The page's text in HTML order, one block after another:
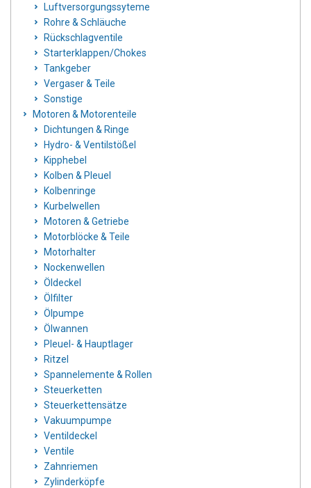
Luftversorgungssyteme
Rohre & Schläuche
Rückschlagventile
Starterklappen/Chokes
Tankgeber
Vergaser & Teile
Sonstige
Motoren & Motorenteile
Dichtungen & Ringe
Hydro- & Ventilstößel
Kipphebel
Kolben & Pleuel
Kolbenringe
Kurbelwellen
Motoren & Getriebe
Motorblöcke & Teile
Motorhalter
Nockenwellen
Öldeckel
Ölfilter
Ölpumpe
Ölwannen
Pleuel- & Hauptlager
Ritzel
Spannelemente & Rollen
Steuerketten
Steuerkettensätze
Vakuumpumpe
Ventildeckel
Ventile
Zahnriemen
Zylinderköpfe